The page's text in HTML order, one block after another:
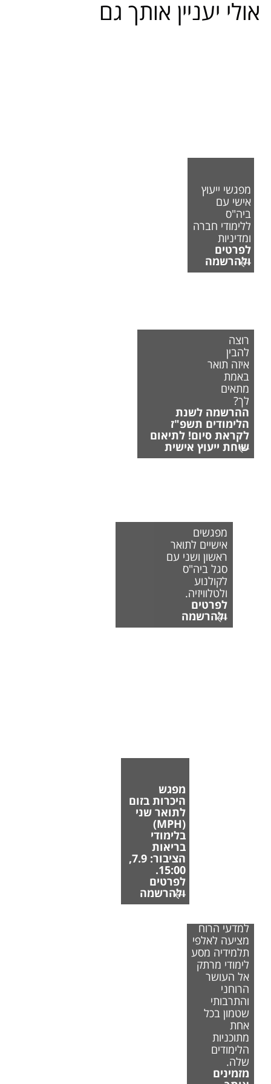
אולי יעניין אותך גם
מפגשי ייעוץ
אישי עם
ביה"ס
ללימודי חברה
ומדיניות
לפרטים
ולהרשמה
רוצה
להבין
איזה תואר
באמת
מתאים
לך?
ההרשמה לשנת
הלימודים תשפ"ז
לקראת סיום! לתיאום
שיחת ייעוץ אישית
מפגשים
אישיים לתואר
ראשון ושני עם
סגל ביה"ס
לקולנוע
ולטלוויזיה.
לפרטים
ולהרשמה
מפגש
היכרות בזום
לתואר שני
(MPH)
בלימודי
בריאות
הציבור: 7.9,
15:00.
לפרטים
ולהרשמה
למדעי הרוח
מציעה לאלפי
תלמידיה מסע
לימודי מרתק
אל העושר
הרוחני
והתרבותי
שטמון בכל
אחת
מתוכניות
הלימודים
שלה.
מזמינים